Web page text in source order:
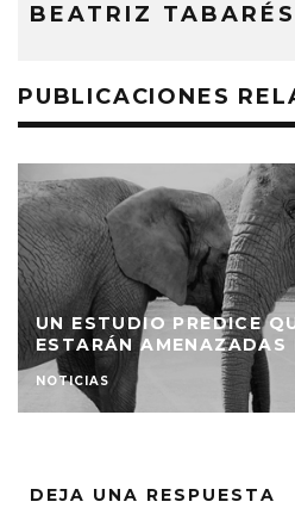
BEATRIZ
PUBLICACIONES
UN ESTUDIO PREDICE
ESTARÁN AMENAZADAS
NOTICIAS
DEJA UNA RESPUESTA